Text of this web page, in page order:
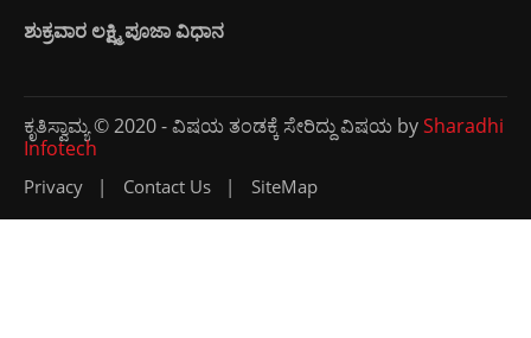
ಶುಕ್ರವಾರ ಲಕ್ಷ್ಮಿ ಪೂಜಾ ವಿಧಾನ
ಕೃತಿಸ್ವಾಮ್ಯ © 2020 - ವಿಷಯ ತಂಡಕ್ಕೆ ಸೇರಿದ್ದು ವಿಷಯ bySharadhi
Infotech
Privacy Contact Us SiteMap